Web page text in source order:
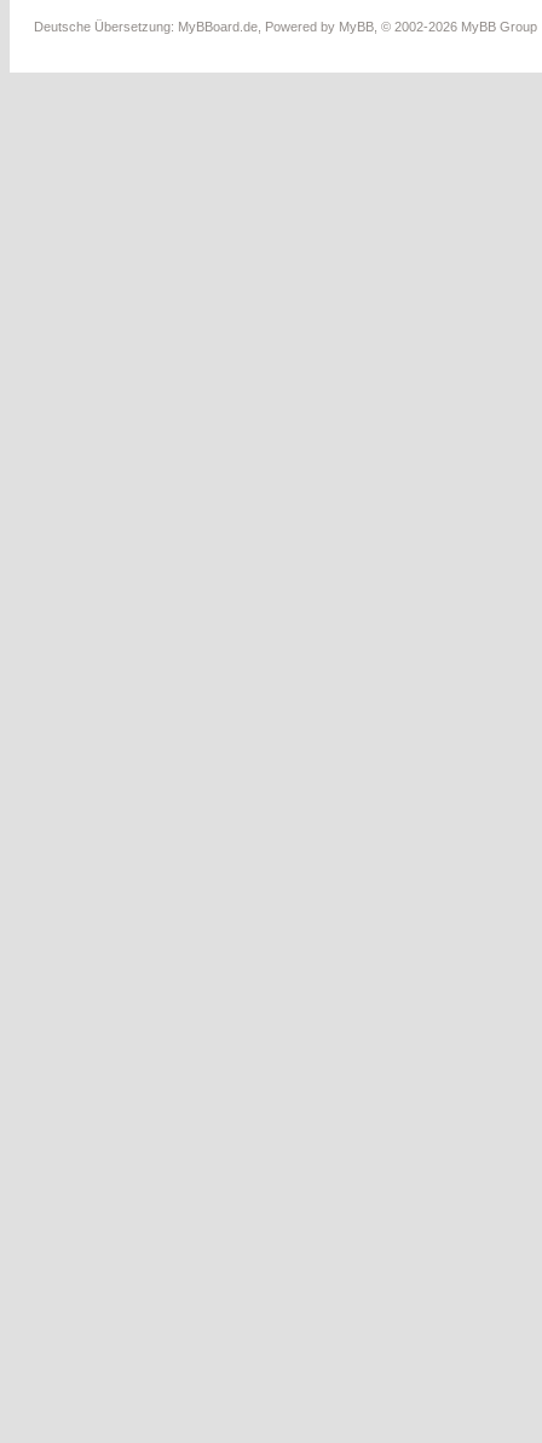
Deutsche Übersetzung: MyBBoard.de , Powered by MyBB , © 2002-2026 MyBB Group